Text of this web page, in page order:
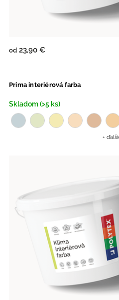
Prima interiérová farba
Skladom (>5 ks)
od 23,90 €
+